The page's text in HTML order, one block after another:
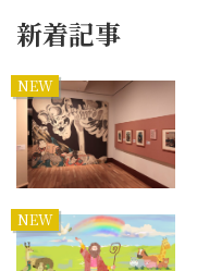
新着記事
NEW
NEW